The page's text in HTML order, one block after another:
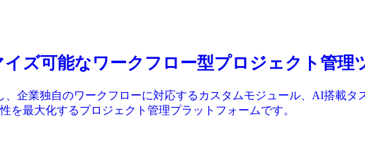
ズ可能なワークフロー型プロジェクト管理
、企業独自のワークフローに対応するカスタムモジュール、AI搭載
を最大化するプロジェクト管理プラットフォームです。